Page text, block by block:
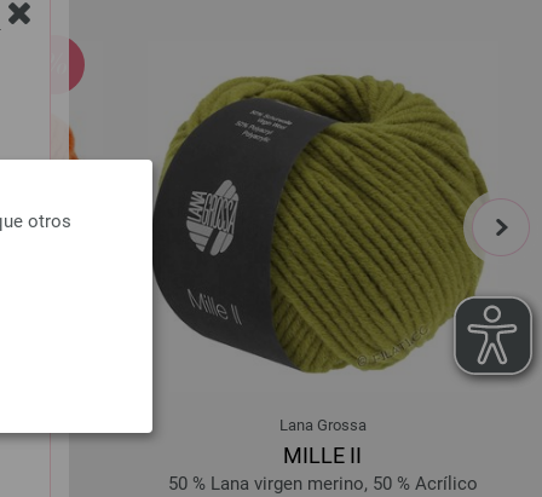
otros
Lana Grossa
MILLE II
50 % Lana virgen merino, 50 % Acrílico
next